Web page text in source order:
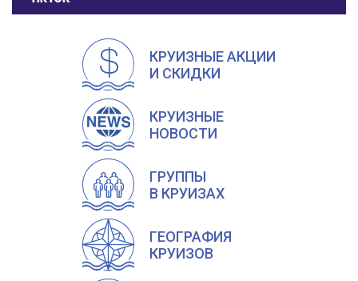
КРУИЗНЫЕ АКЦИИ
И СКИДКИ
КРУИЗНЫЕ
НОВОСТИ
ГРУППЫ
В КРУИЗАХ
ГЕОГРАФИЯ
КРУИЗОВ